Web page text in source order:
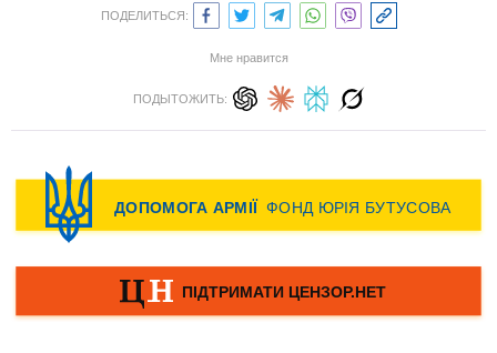
ПОДЕЛИТЬСЯ:
Мне нравится
ПОДЫТОЖИТЬ: